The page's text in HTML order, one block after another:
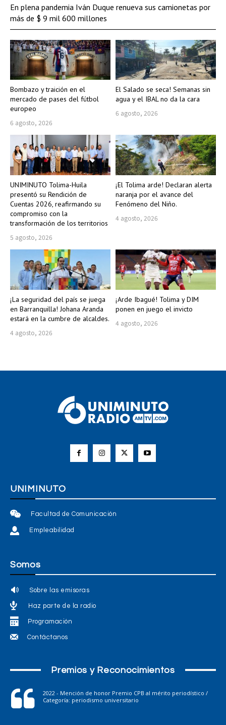
Bombazo y traición en el
mercado de pases del fútbol
europeo
6 agosto, 2026
El Salado se seca! Semanas sin
agua y el IBAL no da la cara
6 agosto, 2026
UNIMINUTO Tolima-Huila
presentó su Rendición de
Cuentas 2026, reafirmando su
compromiso con la
transformación de los territorios
5 agosto, 2026
¡El Tolima arde! Declaran alerta
naranja por el avance del
Fenómeno del Niño.
4 agosto, 2026
¡La seguridad del país se juega
en Barranquilla! Johana Aranda
estará en la cumbre de alcaldes.
4 agosto, 2026
¡Arde Ibagué! Tolima y DIM
ponen en juego el invicto
4 agosto, 2026
En plena pandemia Iván Duque renueva sus camionetas por
más de $ 9 mil 600 millones
UNIMINUTO
Facultad de Comunicación
Empleabilidad
Somos
Sobre las emisoras
Haz parte de la radio
Programación
Contáctanos
Premios y Reconocimientos
2022 - Mención de honor Premio CPB al mérito periodístico /
Categoría: periodismo universitario